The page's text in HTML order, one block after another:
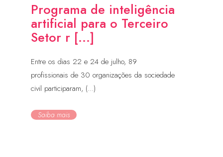
Programa de inteligência
artificial para o Terceiro
Setor r [...]
Entre os dias 22 e 24 de julho, 89
profissionais de 30 organizações da sociedade
civil participaram, (...)
Saiba mais